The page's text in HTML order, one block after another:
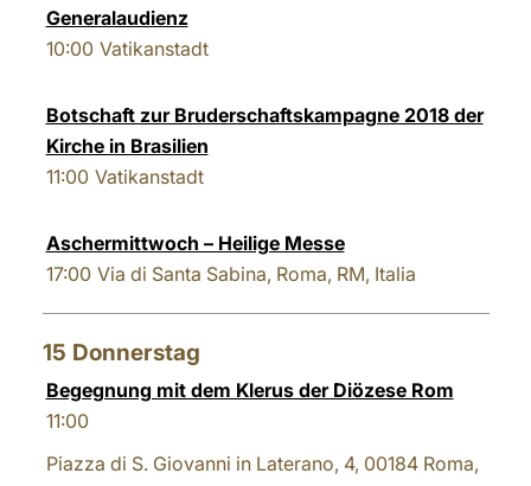
Generalaudienz
10:00 Vatikanstadt
Botschaft zur Bruderschaftskampagne 2018 der
Kirche in Brasilien
11:00 Vatikanstadt
Aschermittwoch – Heilige Messe
17:00 Via di Santa Sabina, Roma, RM, Italia
15 Donnerstag
Begegnung mit dem Klerus der Diözese Rom
11:00
Piazza di S. Giovanni in Laterano, 4, 00184 Roma,